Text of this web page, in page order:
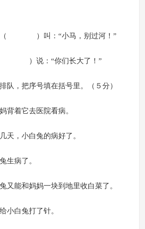
（ ）叫：“小马，别过河！”
）说：“你们长大了！”
队，把序号填在括号里。（５分）
背着它去医院看病。
天，小白兔的病好了。
生病了。
又能和妈妈一块到地里收白菜了。
小白兔打了针。